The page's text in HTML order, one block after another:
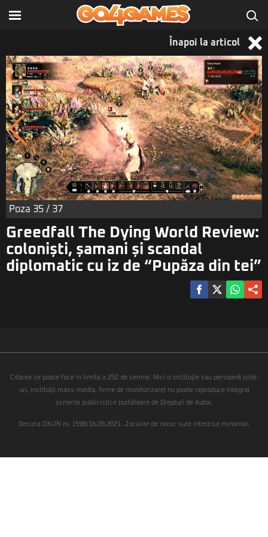
Înapoi la articol
Poza 35 / 37
Greedfall The Dying World Review:
coloniști, șamani și scandal
diplomatic cu iz de “Pupăza din tei”
Citarea se poate face în limita a 250 de semne. Nici o instituţie sau persoană (site-
uri, instituţii mass-media, firme de monitorizare) nu poate reproduce integral
scrierile publicistice purtătoare de Drepturi de Autor.
Decizia ONJN nr. 1598/16.09.2021. Jocurile de noroc sunt interzise minorilor.